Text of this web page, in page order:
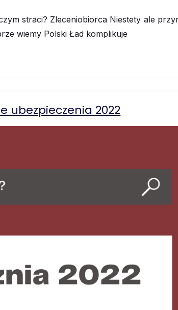
straci? Zleceniobiorca Niestety ale
wiemy Polski Ład komplikuje
ubezpieczenia 2022